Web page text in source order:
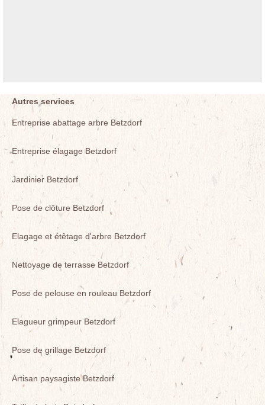
Autres services
Entreprise abattage arbre Betzdorf
Entreprise élagage Betzdorf
Jardinier Betzdorf
Pose de clôture Betzdorf
Elagage et étêtage d'arbre Betzdorf
Nettoyage de terrasse Betzdorf
Pose de pelouse en rouleau Betzdorf
Elagueur grimpeur Betzdorf
Pose de grillage Betzdorf
Artisan paysagiste Betzdorf